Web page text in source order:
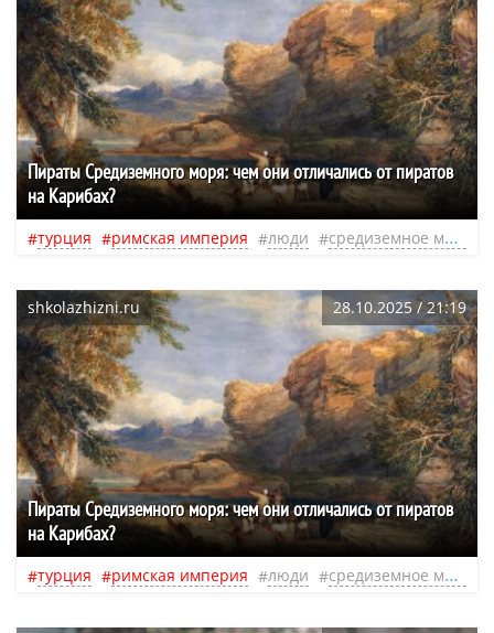
Пираты Средиземного моря: чем они отличались от пиратов
на Карибах?
турция римская империя люди средиземное море
shkolazhizni.ru 28.10.2025 / 21:19
Пираты Средиземного моря: чем они отличались от пиратов
на Карибах?
турция римская империя люди средиземное море